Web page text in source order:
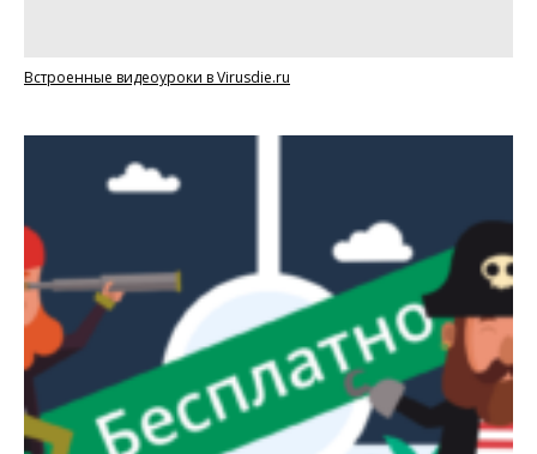
Встроенные видеоуроки в Virusdie.ru